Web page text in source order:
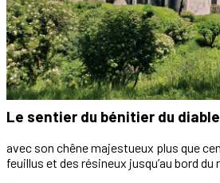
Le sentier du bénitier du
avec son chêne majestueux plus que
feuillus et des résineux jusqu’au bord